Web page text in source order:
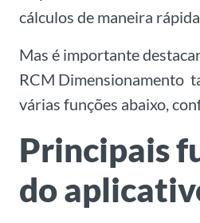
cálculos de maneira
Mas é importante
RCM Dimensionamento
várias funções abaixo,
Principais
do